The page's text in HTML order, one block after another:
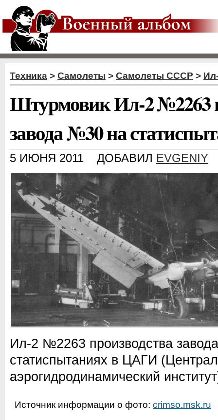
Техника > Самолеты > Самолеты СССР >
Штурмовик Ил-2 №2263
завода №30 на
5 ИЮНЯ 2011 ДОБАВИЛ EVGENIY
Ил-2 №2263 производства
статиспытаниях в ЦАГИ
аэрогидродинамический
Источник информации о фото: crimso.msk.ru